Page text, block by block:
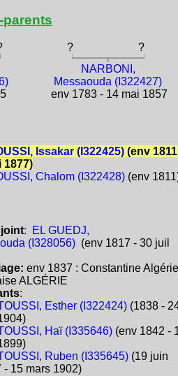
parents
?
?
NARBONI,
Messaouda (I322427)
env 1783 - 14 mai 1857
Issakar (I322425)(env
1877)
Chalom (I322428)(env
:
EL GUEDJ,
(I328056)(env 1817 - 30 juil
env 1837 : Constantine Algérie
ALGÉRIE
:
Esther (I322424)(1838 -
Haï (I335646)(env 1842 -
Ruben (I335645)(19 juin
- 15 mars 1902)